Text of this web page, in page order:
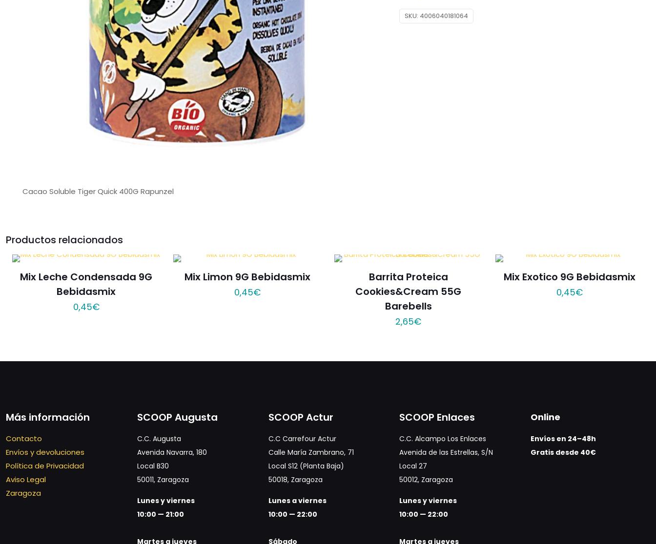
Cacao Soluble Tiger Quick 400G Rapunzel
SKU: 4006040181064
Productos relacionados
Mix Leche Condensada 9G
Bebidasmix
0,45€
Mix Limon 9G Bebidasmix
0,45€
Barrita Proteica
Cookies&Cream 55G
Barebells
2,65€
Mix Exotico 9G Bebidasmix
0,45€
Más información
Contacto
Envíos y devoluciones
Política de Privacidad
Aviso Legal
Zaragoza
SCOOP Augusta
C.C. Augusta
Avenida Navarra, 180
Local B30
50011, Zaragoza
Lunes y viernes
10:00 — 21:00
Martes a jueves
SCOOP Actur
C.C Carrefour Actur
Calle María Zambrano, 71
Local S12 (Planta Baja)
50018, Zaragoza
Lunes a viernes
10:00 — 22:00
Sábado
SCOOP Enlaces
C.C. Alcampo Los Enlaces
Avenida de las Estrellas, S/N
Local 27
50012, Zaragoza
Lunes y viernes
10:00 — 22:00
Martes a jueves
Online
Envíos en 24–48h
Gratis desde 40€